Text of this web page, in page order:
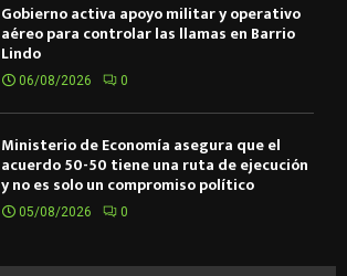
Gobierno activa apoyo militar y operativo
aéreo para controlar las llamas en Barrio
Lindo
06/08/2026 0
Ministerio de Economía asegura que el
acuerdo 50-50 tiene una ruta de ejecución
y no es solo un compromiso político
05/08/2026 0